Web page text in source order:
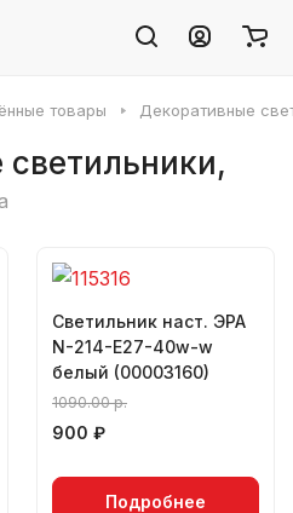
товары Декоративные
Светильник наст. ЭРА
N-214-E27-40w-w
белый (00003160)
1090.00 р.
900 ₽
Подробнее